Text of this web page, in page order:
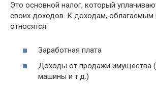
Это основной налог, который
своих доходов. К доходам,
относятся:
Заработная плата
Доходы от продажи имущества
машины и т.д.)